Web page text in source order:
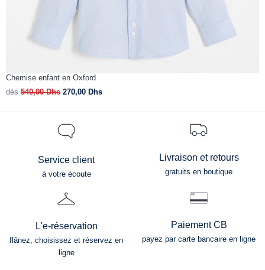
Chemise enfant en Oxford
dès 540,00Dhs 270,00 Dhs
Service client
à votre écoute
Livraison et retours
gratuits en boutique
L'e-réservation
flânez, choisissez et réservez en
ligne
Paiement CB
payez par carte bancaire en ligne